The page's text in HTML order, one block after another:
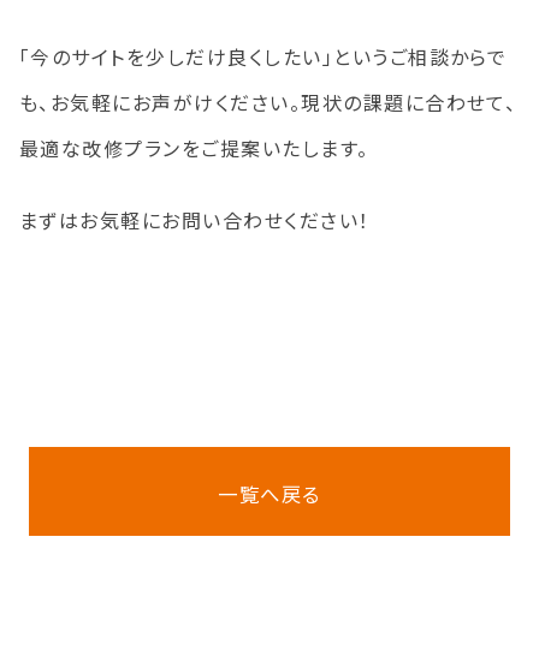
「今のサイトを少しだけ良くしたい」というご相談からで
も、お気軽にお声がけください。現状の課題に合わせて、
最適な改修プランをご提案いたします。
まずはお気軽にお問い合わせください！
一覧へ戻る